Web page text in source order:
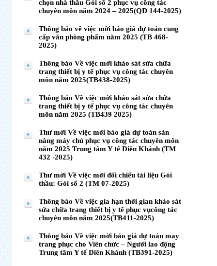
chọn nhà thầu Gói số 2 phục vụ công tác
chuyên môn năm 2024 – 2025(QĐ 144-2025)
Thông báo về việc mời báo giá dự toán cung
cấp văn phòng phẩm năm 2025 (TB 468-
2025)
Thông báo Về việc mời khảo sát sửa chữa
trang thiết bị y tế phục vụ công tác chuyên
môn năm 2025(TB438-2025)
Thông báo Về việc mời khảo sát sửa chữa
trang thiết bị y tế phục vụ công tác chuyên
môn năm 2025 (TB439 2025)
Thư mời Về việc mời báo giá dự toán sàn
nâng máy chủ phục vụ công tác chuyên môn
năm 2025 Trung tâm Y tế Diên Khánh (TM
432 -2025)
Thư mời Về việc mời đối chiếu tài liệu Gói
thầu: Gói số 2 (TM 07-2025)
Thông báo Về việc gia hạn thời gian khảo sát
sửa chữa trang thiết bị y tế phục vụcông tác
chuyên môn năm 2025(TB411-2025)
Thông báo Về việc mời báo giá dự toán may
trang phục cho Viên chức – Người lao động
Trung tâm Y tế Diên Khánh (TB391-2025)